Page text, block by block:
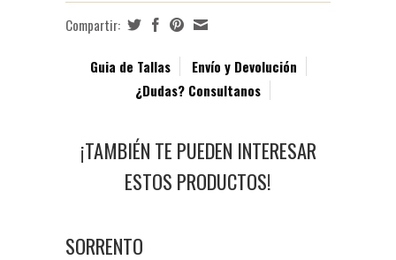
Compartir:
Guia de Tallas
Envío y Devolución
¿Dudas? Consultanos
¡TAMBIÉN TE PUEDEN INTERESAR
ESTOS PRODUCTOS!
SORRENTO